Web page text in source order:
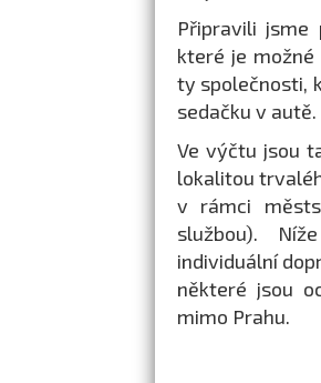
Připravili jsme
které je
ty společnosti,
sedačku v autě.
Ve výčtu jsou
lokalitou
v rámci
službou).
individuální
některé jsou
mimo Prahu.